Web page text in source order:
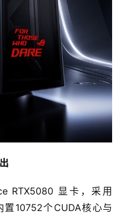
RTX5080 显卡，采用
10752个CUDA核心与